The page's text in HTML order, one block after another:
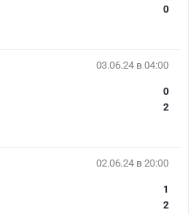
0
03.06.24 в 04:00
0
2
02.06.24 в 20:00
1
2